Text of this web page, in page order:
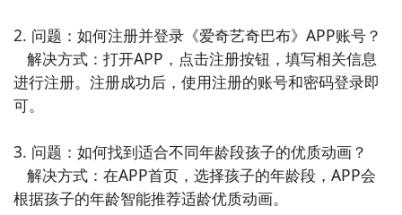
2. 问题：如何注册并登录《爱奇艺奇巴布》APP账号？
进行注册。注册成功后，使用注册的账号和密码登录即
可。
3. 问题：如何找到适合不同年龄段孩子的优质动画？
根据孩子的年龄智能推荐适龄优质动画。